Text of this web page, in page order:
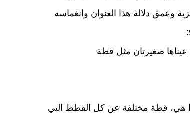
وعمق دلالة هذا العنوان وانغماسه
صغيرتان مثل قطة
هكذا هي، قطة مختلفة عن كل القطط التي